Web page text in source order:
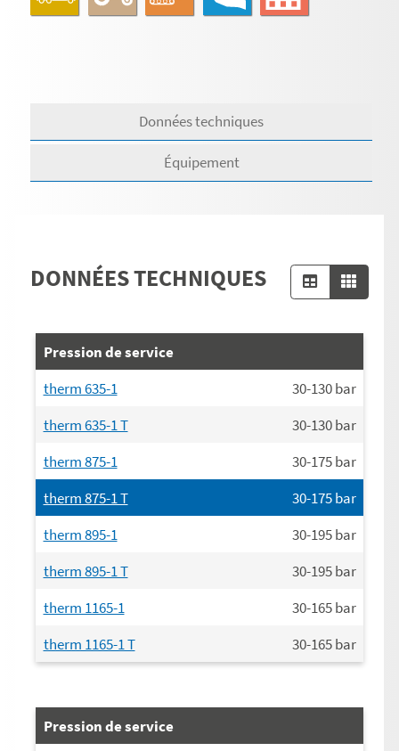
Données techniques
Équipement
DONNÉES TECHNIQUES
Pression de service
therm 635-1
30-130bar
therm 635-1 T
30-130bar
therm 875-1
30-175bar
therm 875-1 T
30-175bar
therm 895-1
30-195bar
therm 895-1 T
30-195bar
therm 1165-1
30-165bar
therm 1165-1 T
30-165bar
Pression de service